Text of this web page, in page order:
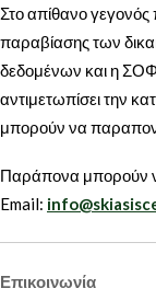
Στο απίθανο
παραβίασης των
δεδομένων και η
αντιμετωπίσει την
μπορούν να
Παράπονα μπορούν
Email:
Επικοινωνία